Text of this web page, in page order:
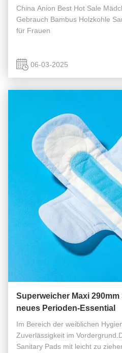
China Anion Best Hot Sale
Gebrauch Bambus Holzkohle
für Frauen
06-03-2025
Superweicher Maxi
neues Perioden-Essential
Im Bereich der weiblichen
Zuverlässigkeit im
Sanitary Pads mit leicht zu